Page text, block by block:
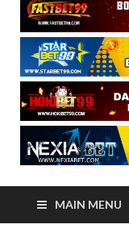
MAIN MENU